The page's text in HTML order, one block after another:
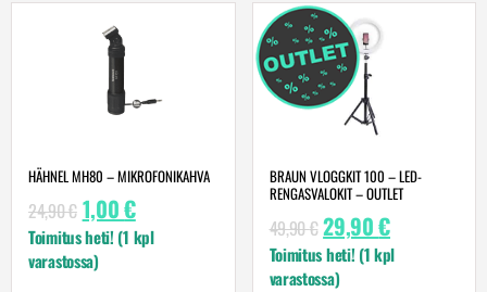
HÄHNEL MH80 – MIKROFONIKAHVA
24,90€ 1,00€
Toimitus heti! (1 kpl
varastossa)
BRAUN VLOGGKIT 100 – LED-
RENGASVALOKIT – OUTLET
49,90€ 29,90€
Toimitus heti! (1 kpl
varastossa)